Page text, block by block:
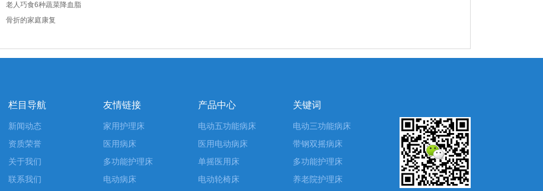
老人巧食6种蔬菜降血脂
骨折的家庭康复
栏目导航
新闻动态
资质荣誉
关于我们
联系我们
友情链接
家用护理床
医用病床
多功能护理床
电动病床
产品中心
电动五功能病床
医用电动病床
单摇医用床
电动轮椅床
关键词
电动三功能病床
带钢双摇病床
多功能护理床
养老院护理床